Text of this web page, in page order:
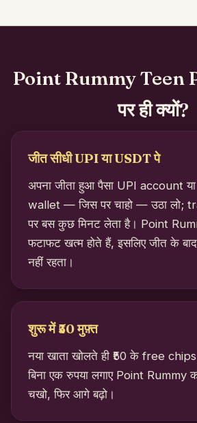
Point Rummy Teen
पर ही क्यों?
जीत सीधी UPI या USDT पे
अपना जीता हुआ पैसा UPI account
wallet — जिस पर चाहो — उठा लो;
पर बस कुछ मिनट लेता है। Point
फटाफट खत्म होते हैं, इसलिए जीत के
नहीं रहता।
शुरू में ₹50 मुफ़्त
नया खाता खोलते ही ₹50 के free
बिना एक रुपया लगाए Point Rummy
चखो, फिर आगे बढ़ो।